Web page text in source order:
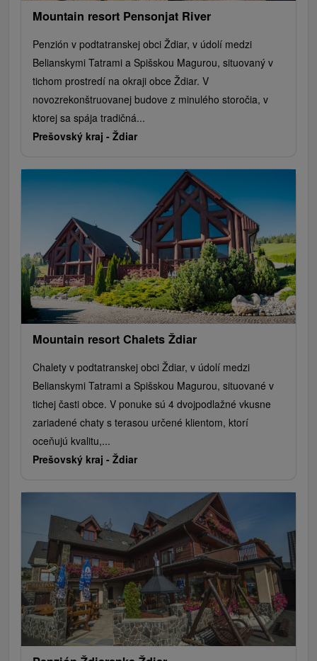
Mountain resort Pensonjat River
Penzión v podtatranskej obci Ždiar, v údolí medzi
Belianskymi Tatrami a Spišskou Magurou, situovaný v
tichom prostredí na okraji obce Ždiar. V
novozrekonštruovanej budove z minulého storočia, v
ktorej sa spája tradičná...
Prešovský kraj - Ždiar
Mountain resort Chalets Ždiar
Chalety v podtatranskej obci Ždiar, v údolí medzi
Belianskymi Tatrami a Spišskou Magurou, situované v
tichej časti obce. V ponuke sú 4 dvojpodlažné vkusne
zariadené chaty s terasou určené klientom, ktorí
oceňujú kvalitu,...
Prešovský kraj - Ždiar